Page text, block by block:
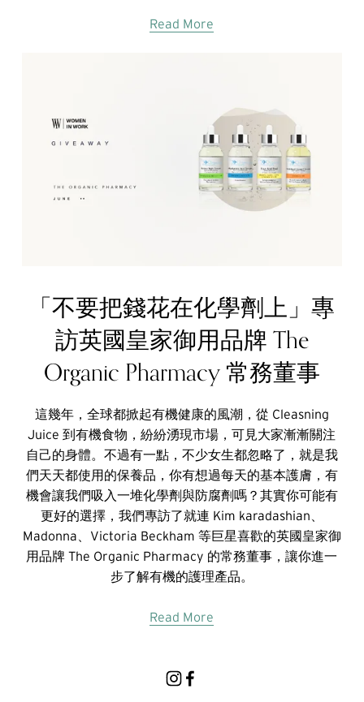
Read More
「不要把錢花在化學劑上」專
訪英國皇家御用品牌 The
Organic Pharmacy 常務董事
這幾年，全球都掀起有機健康的風潮，從 Cleasning
Juice 到有機食物，紛紛湧現市場，可見大家漸漸關注
自己的身體。不過有一點，不少女生都忽略了，就是我
們天天都使用的保養品，你有想過每天的基本護膚，有
機會讓我們吸入一堆化學劑與防腐劑嗎？其實你可能有
更好的選擇，我們專訪了就連 Kim karadashian、
Madonna、Victoria Beckham 等巨星喜歡的英國皇家御
用品牌 The Organic Pharmacy 的常務董事，讓你進一
步了解有機的護理產品。
Read More